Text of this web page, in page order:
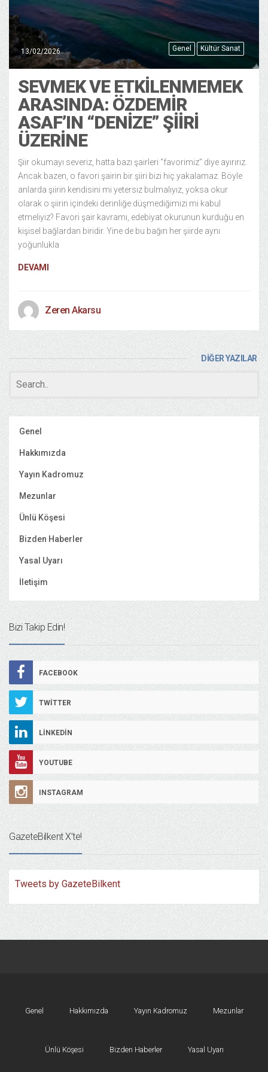
Genel Kültür Sanat
13/02/2026
SEVMEK VE ETKILENMEMEK
ARASINDA: ÖZDEMIR
ASAF’IN “DENIZE” ŞIIRI
ÜZERINE
Şiir okumayı severiz, hatta bazı şairleri “favorimiz” diye ayırırız.
Ancak bazen, o favori şairin bir şiiri bizi hiç yakalamaz. Böyle
anlarda şiirin kendisini mi yetersiz bulmalıyız, yoksa okur
olarak o şiirin içindeki derinliğe düşmediğimizi mi kabul
etmeliyiz? Favori şair kavramı, edebiyat okurunun kurduğu en
kişisel bağlardan biridir. Yine de bu bağın her şiirde aynı
yoğunlukla
DEVAMI
Zeren Akarsu
DİĞER YAZILAR
Genel
Hakkımızda
Yayın Kadromuz
Mezunlar
Ünlü Köşesi
Bizden Haberler
Yasal Uyarı
İletişim
Bizi Takip Edin!
FACEBOOK
TWITTER
LINKEDIN
YOUTUBE
INSTAGRAM
GazeteBilkent X’te!
Tweets by GazeteBilkent
Genel Hakkımızda Yayın Kadromuz Mezunlar
Ünlü Köşesi Bizden Haberler Yasal Uyarı